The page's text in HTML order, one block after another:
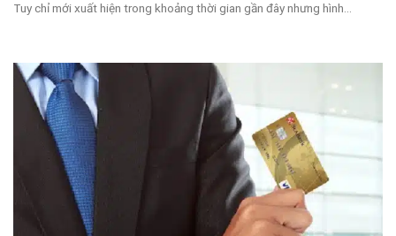
Tuy chỉ mới xuất hiện trong khoảng thời gian gần đây nhưng hình...